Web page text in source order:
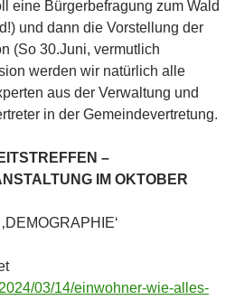
eine Bürgerbefragung zum Wald
und dann die Vorstellung der
(So 30.Juni, vermutlich
werden wir natürlich alle
aus der Verwaltung und
in der Gemeindevertretung.
–
IM OKTOBER
03/14/einwohner-wie-alles-